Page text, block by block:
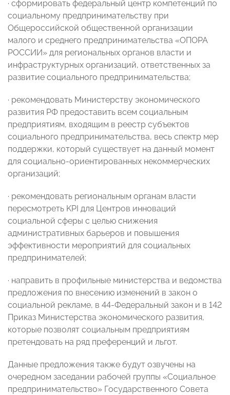
· сформировать федеральный центр компетенций по
социальному предпринимательству при
Общероссийской общественной организации
малого и среднего предпринимательства «ОПОРА
РОССИИ» для региональных органов власти и
инфраструктурных организаций, ответственных за
развитие социального предпринимательства;
· рекомендовать Министерству экономического
развития РФ предоставить всем социальным
предприятиям, входящим в реестр субъектов
социального предпринимательства, весь спектр мер
поддержки, который существует на данный момент
для социально-ориентированных некоммерческих
организаций;
· рекомендовать региональным органам власти
пересмотреть KPI для Центров инноваций
социальной сферы с целью снижения
административных барьеров и повышения
эффективности мероприятий для социальных
предпринимателей;
· направить в профильные министерства и ведомства
предложения по внесению изменений в закон о
социальной рекламе, в 44-Федеральный закон и в 142
Приказ Министерства экономического развития,
которые позволят социальным предприятиям
претендовать на ряд преференций и льгот.
Данные предложения также будут озвучены на
очередном заседании рабочей группы «Социальное
предпринимательство» Государственного Совета